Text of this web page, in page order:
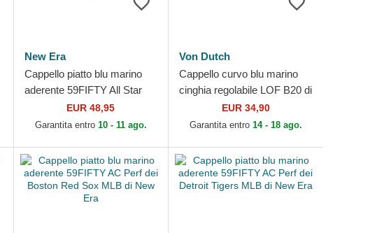
New Era
Cappello piatto blu marino
aderente 59FIFTY All Star
Game dei New York
Yankees MLB di New Era
EUR 48,95
Garantita entro 10 - 11 ago.
Von Dutch
Cappello curvo blu marino
cinghia regolabile LOF B20 di
Von DutchEUR 34,90
Garantita entro 14 - 18 ago.